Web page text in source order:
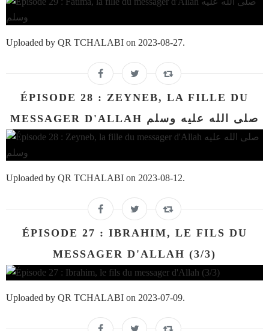
Uploaded by QR TCHALABI on 2023-08-27.
ÉPISODE 28 : ZEYNEB, LA FILLE DU
MESSAGER D'ALLAH صلى الله عليه وسلم
Uploaded by QR TCHALABI on 2023-08-12.
ÉPISODE 27 : IBRAHIM, LE FILS DU
MESSAGER D'ALLAH (3/3)
Uploaded by QR TCHALABI on 2023-07-09.